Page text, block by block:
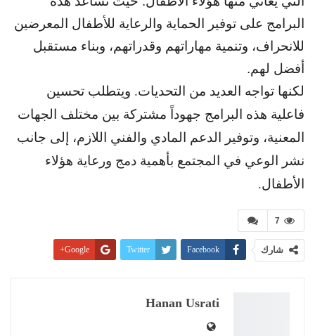
البرامج على توفير الحماية والرعاية للأطفال المعرضين
للانحراف، وتنمية مهاراتهم وقدراتهم، وبناء مستقبل
أفضل لهم.
لكنها تواجه العديد من التحديات. ويتطلب تحسين
فاعلية هذه البرامج جهوداً مشتركة بين مختلف الجهات
المعنية، وتوفير الدعم المادي والفني اللازم، إلى جانب
نشر الوعي في المجتمع بأهمية دمج ورعاية هؤلاء
الأطفال.
7
شارك Facebook
Twitter
Google+
Linkedin
Hanan Usrati